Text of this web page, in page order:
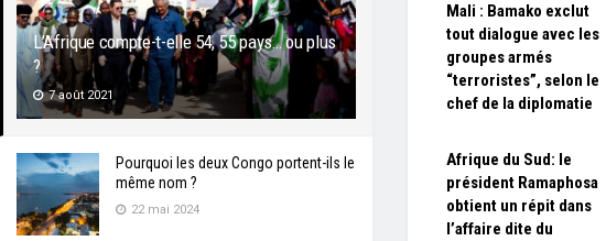
L’Afrique compte-t-elle 54, 55 pays… ou plus
?
7 août 2021
Pourquoi les deux Congo portent-ils le
même nom ?
22 mai 2024
Mali : Bamako exclut
tout dialogue avec les
groupes armés
“terroristes”, selon le
chef de la diplomatie
Afrique du Sud: le
président Ramaphosa
obtient un répit dans
l’affaire dite du